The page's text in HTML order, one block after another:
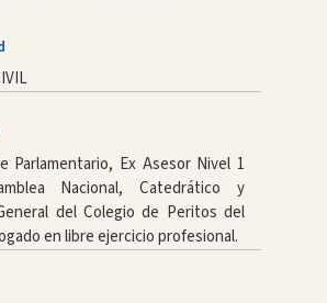
Parlamentario, Ex Asesor Nivel 1
Nacional, Catedrático y
del Colegio de Peritos del
en libre ejercicio profesional.